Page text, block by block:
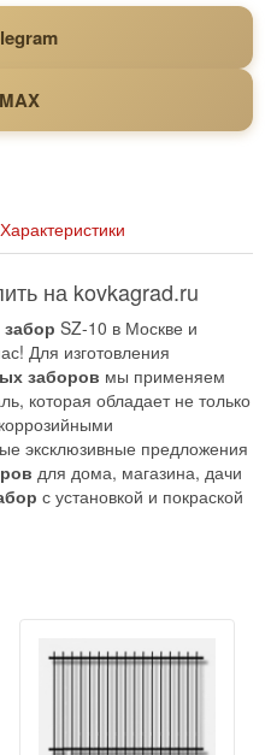
MAX
Характеристики
на kovkagrad.ru
SZ-10 в Москве и
Для изготовления
заборов мы применяем
которая обладает не только
эксклюзивные предложения
для дома, магазина, дачи
с установкой и покраской